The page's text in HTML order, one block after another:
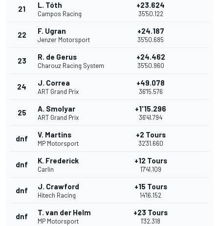
21 L. Tóth
Campos Racing
+23.624
35'50.122
22 F. Ugran
Jenzer Motorsport
+24.187
35'50.685
23 R. de Gerus
Charouz Racing System
+24.462
35'50.960
24 J. Correa
ART Grand Prix
+49.078
36'15.576
25 A. Smolyar
ART Grand Prix
+1'15.296
36'41.794
dnf V. Martins
MP Motorsport
+2 Tours
32'31.660
dnf K. Frederick
Carlin
+12 Tours
17'41.109
dnf J. Crawford
Hitech Racing
+15 Tours
14'16.152
dnf T. van der Helm
MP Motorsport
+23 Tours
1'32.318